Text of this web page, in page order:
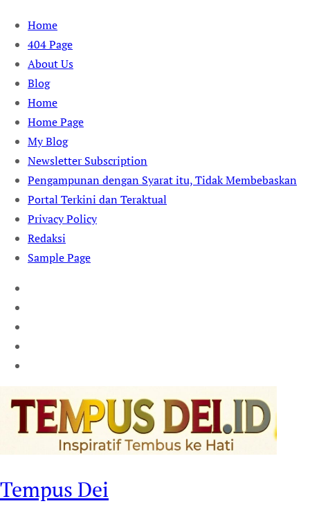
Skip
content
Home
404 Page
About Us
Blog
Home
Home Page
My Blog
Newsletter Subscription
Pengampunan dengan Syarat itu, Tidak Membebaskan
Portal Terkini dan Teraktual
Privacy Policy
Redaksi
Sample Page
Tempus Dei